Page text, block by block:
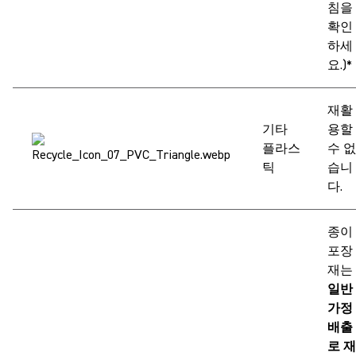
침을
확인
하세
요.)*
기타
플라스
틱
재활
용할
수 없
습니
다.
종이
포장
재는
일반
가정
배출
로 재